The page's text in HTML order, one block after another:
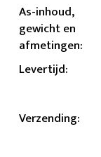
As-inhoud,
gewicht en
afmetingen:
Levertijd:
Verzending: